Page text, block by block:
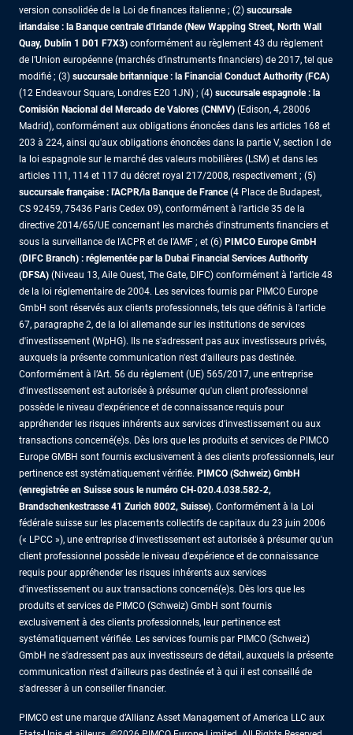
version consolidée de la Loi de finances italienne ; (2) succursale
irlandaise : la Banque centrale d'Irlande (New Wapping Street, North Wall
Quay, Dublin 1 D01 F7X3) conformément au règlement 43 du règlement
de l’Union européenne (marchés d’instruments financiers) de 2017, tel que
modifié ; (3) succursale britannique : la Financial Conduct Authority (FCA)
(12 Endeavour Square, Londres E20 1JN) ; (4) succursale espagnole : la
Comisión Nacional del Mercado de Valores (CNMV) (Edison, 4, 28006
Madrid), conformément aux obligations énoncées dans les articles 168 et
203 à 224, ainsi qu'aux obligations énoncées dans la partie V, section I de
la loi espagnole sur le marché des valeurs mobilières (LSM) et dans les
articles 111, 114 et 117 du décret royal 217/2008, respectivement ; (5)
succursale française : l'ACPR/la Banque de France(4 Place de Budapest,
CS 92459, 75436 Paris Cedex 09), conformément à l'article 35 de la
directive 2014/65/UE concernant les marchés d'instruments financiers et
sous la surveillance de l'ACPR et de l'AMF ; et (6) PIMCO Europe GmbH
(DIFC Branch) : réglementée par la Dubai Financial Services Authority
(DFSA) (Niveau 13, Aile Ouest, The Gate, DIFC) conformément à l’article 48
de la loi réglementaire de 2004. Les services fournis par PIMCO Europe
GmbH sont réservés aux clients professionnels, tels que définis à l'article
67, paragraphe 2, de la loi allemande sur les institutions de services
d'investissement (WpHG). Ils ne s'adressent pas aux investisseurs privés,
auxquels la présente communication n'est d'ailleurs pas destinée.
Conformément à l’Art. 56 du règlement (UE) 565/2017, une entreprise
d'investissement est autorisée à présumer qu'un client professionnel
possède le niveau d'expérience et de connaissance requis pour
appréhender les risques inhérents aux services d'investissement ou aux
transactions concerné(e)s. Dès lors que les produits et services de PIMCO
Europe GMBH sont fournis exclusivement à des clients professionnels, leur
pertinence est systématiquement vérifiée. PIMCO (Schweiz) GmbH
(enregistrée en Suisse sous le numéro CH-020.4.038.582-2,
Brandschenkestrasse 41 Zurich 8002, Suisse). Conformément à la Loi
fédérale suisse sur les placements collectifs de capitaux du 23 juin 2006
(« LPCC »), une entreprise d'investissement est autorisée à présumer qu'un
client professionnel possède le niveau d'expérience et de connaissance
requis pour appréhender les risques inhérents aux services
d'investissement ou aux transactions concerné(e)s. Dès lors que les
produits et services de PIMCO (Schweiz) GmbH sont fournis
exclusivement à des clients professionnels, leur pertinence est
systématiquement vérifiée. Les services fournis par PIMCO (Schweiz)
GmbH ne s'adressent pas aux investisseurs de détail, auxquels la présente
communication n'est d'ailleurs pas destinée et à qui il est conseillé de
s'adresser à un conseiller financier.
PIMCO est une marque d’Allianz Asset Management of America LLC aux